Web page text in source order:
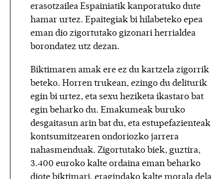
erasotzailea Espainiatik kanporatuko dute
hamar urtez. Epaitegiak bi hilabeteko epea
eman dio zigortutako gizonari herrialdea
borondatez utz dezan.
Biktimaren amak ere ez du kartzela zigorrik
beteko. Horren trukean, ezingo du deliturik
egin bi urtez, eta sexu heziketa ikastaro bat
egin beharko du. Emakumeak buruko
desgaitasun arin bat du, eta estupefazienteak
kontsumitzearen ondoriozko jarrera
nahasmenduak. Zigortutako biek, guztira,
3.400 euroko kalte ordaina eman beharko
diote biktimari, eragindako kalte morala dela